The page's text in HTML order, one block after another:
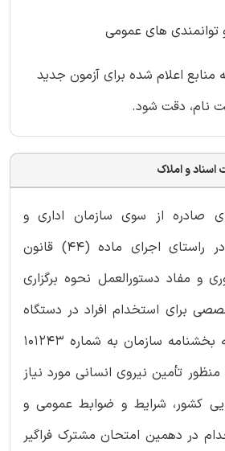
منابع اعلام شده برای آزمون جدید
نام، دقت شود.
اسناد و املاک
صادره از سوی سازمان اداری و
استخدامی کشور و در راستای اجرای ماده (44) قانون
و مفاد دستورالعمل نحوه برگزاری
برای استخدام افراد در دستگاه
های اجرایی منضم به بخشنامه سازمان به شماره ۱۰۱۲۴۳
12/9 و به منظور تأمین نیروی انسانی مورد نیاز
کشور، شرایط و ضوابط عمومی و
در دهمین امتحان مشترک فراگیر